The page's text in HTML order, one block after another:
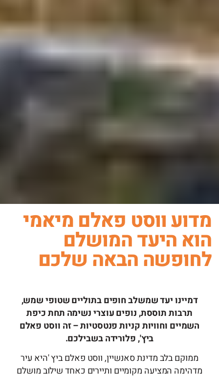
ווסט פאלם מיאמי
היעד המושלם
הבאה שלכם
יעד שמשלב חופים בתוליים שטופי שמש,
תרבות תוססת, נופים עוצרי נשימה תחת כיפת
וחוויות קניות פנטסטיות – זה ווסט פאלם
ביץ', פלורידה בשבילכם.
בלב מדינת סאנשיין, ווסט פאלם ביץ 'היא עיר
המציעה מקומיים ותיירים כאחד שילוב מושלם